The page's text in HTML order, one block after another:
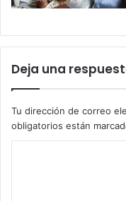
Deja una
Tu dirección de correo
obligatorios están